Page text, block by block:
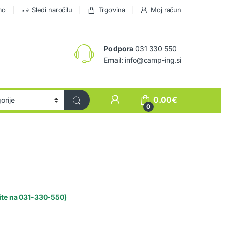
Sledi naročilu Trgovina Moj račun
Podpora 031 330 550
Email: info@camp-ing.si
0
0.00€
na 031-330-550)